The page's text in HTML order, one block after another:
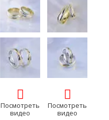
Посмотреть
видео
Посмотреть
видео